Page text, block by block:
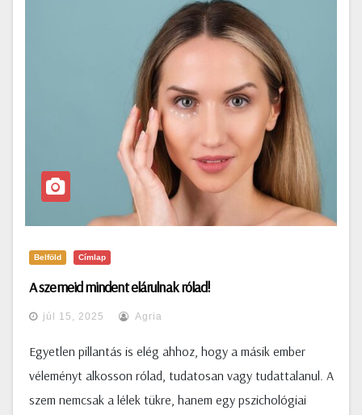
Belföld Címlap
A szemeid mindent elárulnak rólad!
júl 15, 2025 Agria
Egyetlen pillantás is elég ahhoz, hogy a másik ember
véleményt alkosson rólad, tudatosan vagy tudattalanul. A
szem nemcsak a lélek tükre, hanem egy pszichológiai